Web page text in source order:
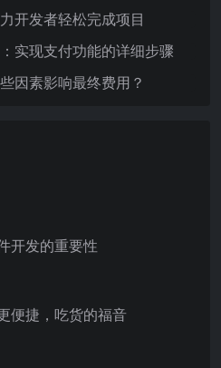
开发者轻松完成项目
实现支付功能的详细步骤
因素影响最终费用？
开发的重要性
便捷，吃货的福音